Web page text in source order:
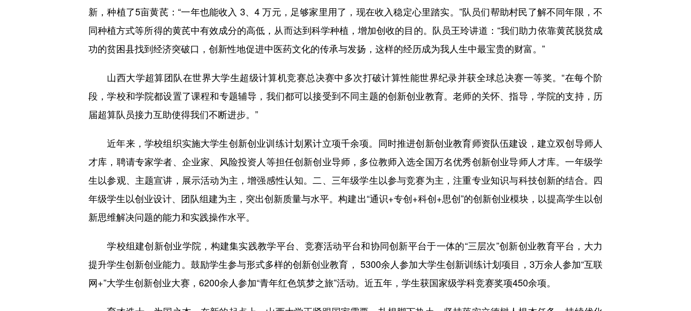
新，种植了5亩黄芪：“一年也能收入 3、4 万元，足够家里用了，现在收入稳定心里踏实。”队员们帮助村民了解不同年限，不
同种植方式等所得的黄芪中有效成分的高低，从而达到科学种植，增加创收的目的。队员王玲讲道：“我们助力依靠黄芪脱贫成
功的贫困县找到经济突破口，创新性地促进中医药文化的传承与发扬，这样的经历成为我人生中最宝贵的财富。”
山西大学超算团队在世界大学生超级计算机竞赛总决赛中多次打破计算性能世界纪录并获全球总决赛一等奖。“在每个阶
段，学校和学院都设置了课程和专题辅导，我们都可以接受到不同主题的创新创业教育。老师的关怀、指导，学院的支持，历
届超算队员接力互助使得我们不断进步。”
近年来，学校组织实施大学生创新创业训练计划累计立项千余项。同时推进创新创业教育师资队伍建设，建立双创导师人
才库，聘请专家学者、企业家、风险投资人等担任创新创业导师，多位教师入选全国万名优秀创新创业导师人才库。一年级学
生以参观、主题宣讲，展示活动为主，增强感性认知。二、三年级学生以参与竞赛为主，注重专业知识与科技创新的结合。四
年级学生以创业设计、团队组建为主，突出创新质量与水平。构建出“通识+专创+科创+思创”的创新创业模块，以提高学生以创
新思维解决问题的能力和实践操作水平。
学校组建创新创业学院，构建集实践教学平台、竞赛活动平台和协同创新平台于一体的“三层次”创新创业教育平台，大力
提升学生创新创业能力。鼓励学生参与形式多样的创新创业教育， 5300余人参加大学生创新训练计划项目，3万余人参加“互联
网+”大学生创新创业大赛，6200余人参加“青年红色筑梦之旅”活动。近五年，学生获国家级学科竞赛奖项450余项。